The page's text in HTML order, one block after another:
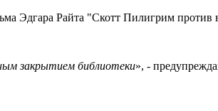
Эдгара Райта "Скотт Пилигрим против
закрытием библиотеки», -